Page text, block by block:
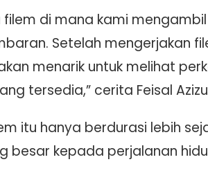
filem di mana kami
Setelah mengerjakan
menarik untuk melihat
tersedia,” cerita Feisal
itu hanya berdurasi lebih
besar kepada perjalanan